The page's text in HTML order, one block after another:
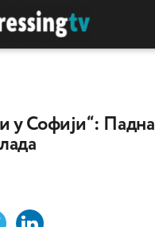
у Софији“: Падна